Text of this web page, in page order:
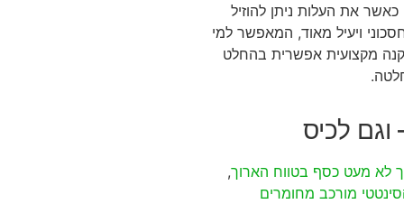
את העלות ניתן להוזיל
ויעיל מאוד, המאפשר למי
מקצועית אפשרית בהחלט
וגם לכיס
לא מעט כסף בטווח הארוך,
מורכב מחומרים